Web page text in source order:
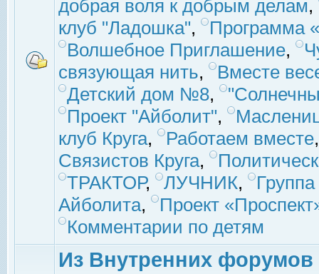
добрая воля к добрым делам,
клуб "Ладошка",
Программа
Волшебное Приглашение,
связующая нить,
Вместе
Детский дом №8,
Проект "Айболит",
клуб Круга, Работаем вместе
Связистов Круга,
ТРАКТОР, ЛУЧНИК,
Айболита,
Проект
Комментарии по детям
Из Внутренних форумов